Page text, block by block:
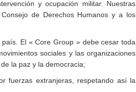
y ocupación militar. Nuestras
de Derechos Humanos y a los
El « Core Group » debe cesar toda
sociales y las organizaciones
la paz y la democracia;
fuerzas extranjeras, respetando así la